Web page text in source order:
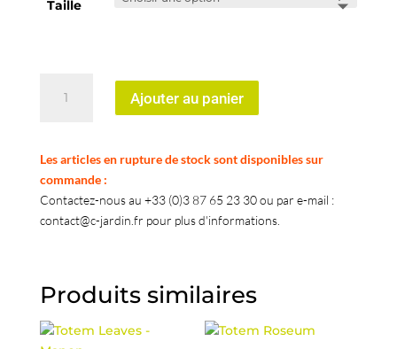
Taille
-
Brocéliande
Ajouter au panier
Les articles en rupture de stock sont disponibles sur
commande :
Contactez-nous au +33 (0)3 87 65 23 30 ou par e-mail :
contact@c-jardin.fr pour plus d'informations.
Produits similaires